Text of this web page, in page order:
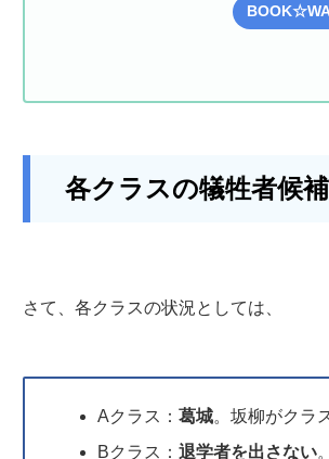
各クラスの犠牲者候
さて、各クラスの状況としては、
Aクラス：葛城。坂柳がクラ
Bクラス：退学者を出さない